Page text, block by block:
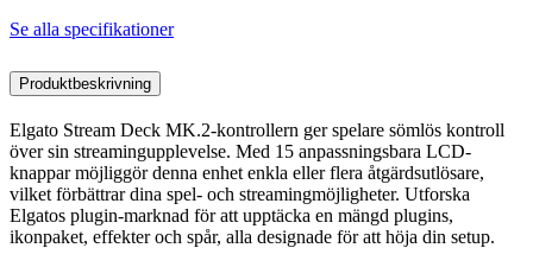
Se alla specifikationer
Produktbeskrivning
Elgato Stream Deck MK.2-kontrollern ger spelare sömlös kontroll
över sin streamingupplevelse. Med 15 anpassningsbara LCD-
knappar möjliggör denna enhet enkla eller flera åtgärdsutlösare,
vilket förbättrar dina spel- och streamingmöjligheter. Utforska
Elgatos plugin-marknad för att upptäcka en mängd plugins,
ikonpaket, effekter och spår, alla designade för att höja din setup.